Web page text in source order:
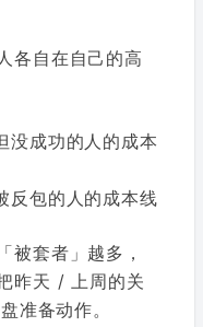
各自在自己的高
没成功的人的成本
反包的人的成本线
被套者」越多，
昨天 / 上周的关
准备动作。